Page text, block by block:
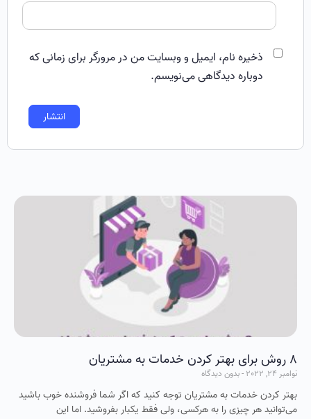
ذخیره نام، ایمیل و وبسایت من در مرورگر برای زمانی که
دوباره دیدگاهی می‌نویسم.
8 روش برای بهتر کردن خدمات به مشتریان
نوامبر 24, 2022 بدون دیدگاه
بهتر کردن خدمات به مشتریان توجه کنید که اگر شما فروشنده خوب باشید
می‌توانید هر چیزی را به هرکسی، ولی فقط یکبار بفروشید. اما این